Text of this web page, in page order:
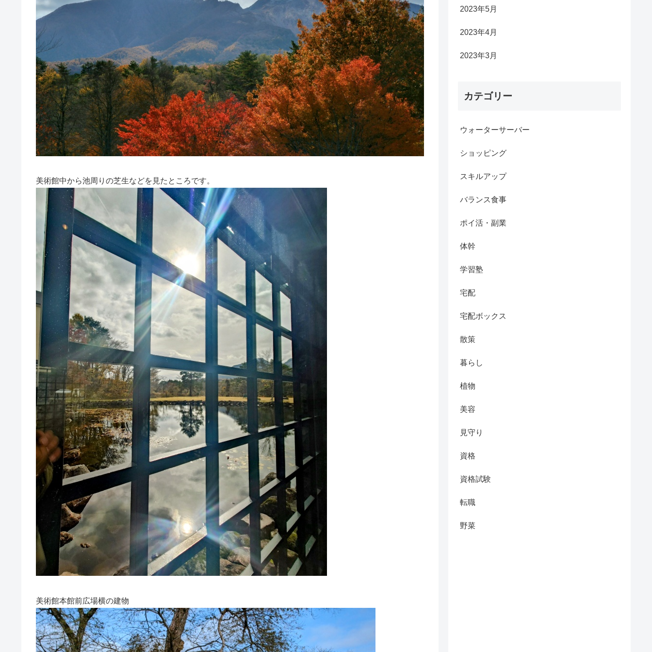
美術館中から池周りの芝生などを見たところです。
美術館本館前広場横の建物
2023年5月
2023年4月
2023年3月
カテゴリー
ウォーターサーバー
ショッピング
スキルアップ
バランス食事
ポイ活・副業
体幹
学習塾
宅配
宅配ボックス
散策
暮らし
植物
美容
見守り
資格
資格試験
転職
野菜